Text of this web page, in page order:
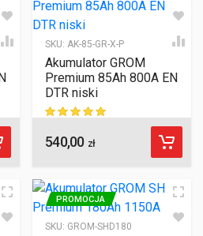
SKU: AK-85-GR-X-P
Akumulator GROM
Premium 85Ah 800A EN
DTR niski
ocen klientów
540,00 zł
SKU: GROM-SHD180
PROMOCJA